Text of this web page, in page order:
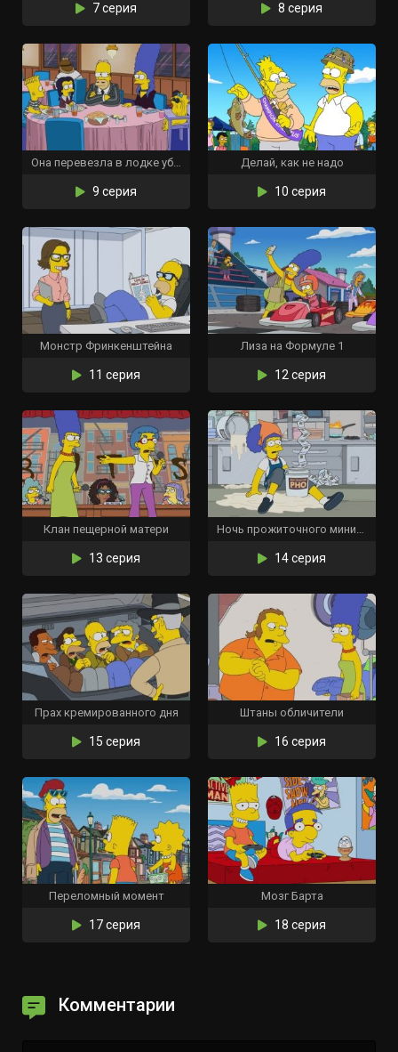
7 серия 8 серия
Она перевезла в лодке убийство
9 серия
Делай, как не надо
10 серия
Монстр Фринкенштейна
11 серия
Лиза на Формуле 1
12 серия
Клан пещерной матери
13 серия
Ночь прожиточного минимума
14 серия
Прах кремированного дня
15 серия
Штаны обличители
16 серия
Переломный момент
17 серия
Мозг Барта
18 серия
Комментарии